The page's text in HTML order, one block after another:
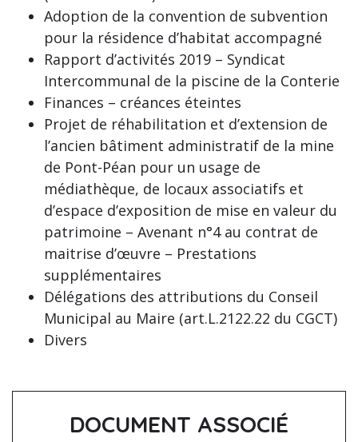
Adoption de la convention de subvention
pour la résidence d’habitat accompagné
Rapport d’activités 2019 – Syndicat
Intercommunal de la piscine de la Conterie
Finances – créances éteintes
Projet de réhabilitation et d’extension de
l’ancien bâtiment administratif de la mine
de Pont-Péan pour un usage de
médiathèque, de locaux associatifs et
d’espace d’exposition de mise en valeur du
patrimoine – Avenant n°4 au contrat de
maitrise d’œuvre – Prestations
supplémentaires
Délégations des attributions du Conseil
Municipal au Maire (art.L.2122.22 du CGCT)
Divers
DOCUMENT ASSOCIÉ